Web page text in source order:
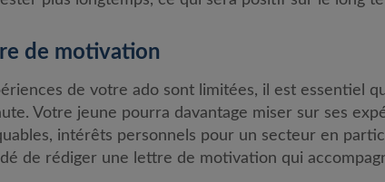
de motivation
de votre ado sont limitées, il est essentiel
Votre jeune pourra davantage miser sur ses
intérêts personnels pour un secteur en
de rédiger une lettre de motivation qui